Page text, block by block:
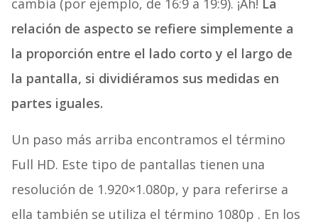
cambia (por ejemplo, de 16:9 a 19:9). ¡Ah! La
relación de aspecto se refiere simplemente a
la proporción entre el lado corto y el largo de
la pantalla, si dividiéramos sus medidas en
partes iguales.
Un paso más arriba encontramos el término
Full HD. Este tipo de pantallas tienen una
resolución de 1.920×1.080p, y para referirse a
ella también se utiliza el término 1080p . En los